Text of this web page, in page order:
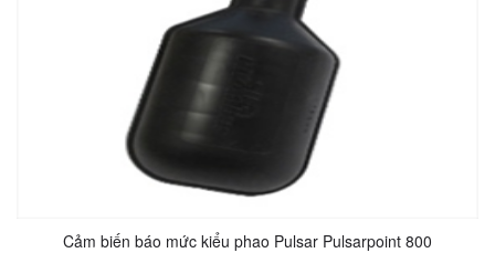
Cảm biến báo mức kiểu phao Pulsar Pulsarpoint 800